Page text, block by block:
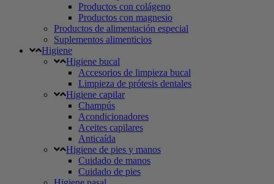
Productos con colágeno
Productos con magnesio
Productos de alimentación especial
Suplementos alimenticios
Higiene
Higiene bucal
Accesorios de limpieza bucal
Limpieza de prótesis dentales
Higiene capilar
Champús
Acondicionadores
Aceites capilares
Anticaída
Higiene de pies y manos
Cuidado de manos
Cuidado de pies